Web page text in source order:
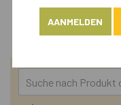
Landscape
AANMELDEN